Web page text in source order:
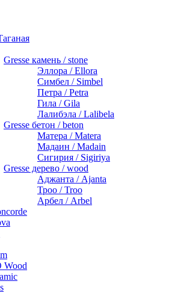
Gresse камень / stone
Эллора / Ellora
Симбел / Simbel
Петра / Petra
Гила / Gila
Лалибэла / Lalibela
Gresse бетон / beton
Матера / Matera
Мадаин / Madain
Сигирия / Sigiriya
Gresse дерево / wood
Аджанта / Ajanta
Троо / Troo
Арбел / Arbel
Wood